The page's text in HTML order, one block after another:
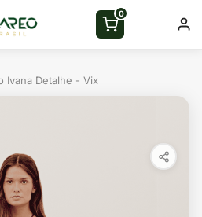
0
Ivana Detalhe - Vix